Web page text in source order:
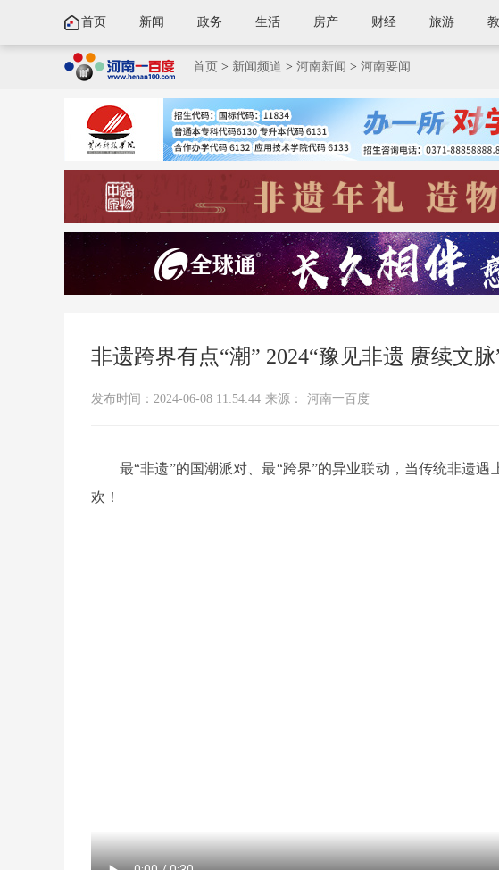
首页 新闻 政务 生活 房产 财经 旅游
首页 > 新闻频道 > 河南新闻 > 河南要闻
非遗跨界有点“潮” 2024“豫见非遗 赓续文
发布时间：2024-06-08 11:54:44 来源： 河南一百度
最“非遗”的国潮派对、最“跨界”的异业联动，当传统非遗
欢！